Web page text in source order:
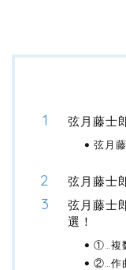
弦月藤士
弦月
弦月藤士
弦月藤士
選！
①…複
②…作